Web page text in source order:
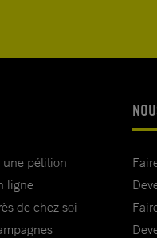
une pétition
ligne
de chez soi